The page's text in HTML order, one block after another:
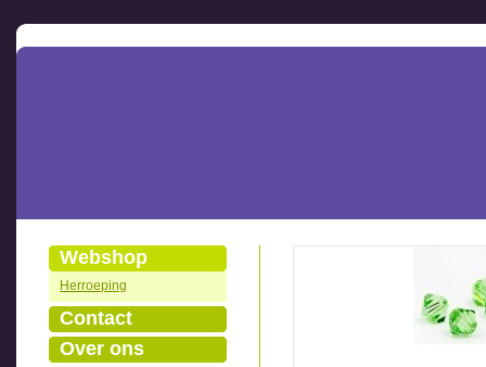
Webshop
Herroeping
Contact
Over ons